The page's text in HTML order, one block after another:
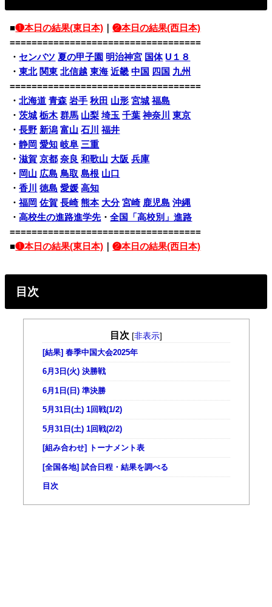
■❶本日の結果(東日本) ｜❷本日の結果(西日本)
===================================
・ センバツ 夏の甲子園 明治神宮 国体 U１８
・東北 関東 北信越 東海 近畿 中国 四国 九州
===================================
・北海道 青森 岩手 秋田 山形 宮城 福島
・茨城 栃木 群馬 山梨 埼玉 千葉 神奈川 東京
・長野 新潟 富山 石川 福井
・静岡 愛知 岐阜 三重
・滋賀 京都 奈良 和歌山 大阪 兵庫
・ 岡山 広島 鳥取 島根 山口
・香川 徳島 愛媛 高知
・福岡 佐賀 長崎 熊本 大分 宮崎 鹿児島 沖縄
・高校生の進路進学先・全国「高校別」進路
===================================
■❶本日の結果(東日本) ｜❷本日の結果(西日本)
目次
目次 [非表示]
[結果] 春季中国大会2025年
6月3日(火) 決勝戦
6月1日(日) 準決勝
5月31日(土) 1回戦(1/2)
5月31日(土) 1回戦(2/2)
[組み合わせ] トーナメント表
[全国各地] 試合日程・結果を調べる
目次